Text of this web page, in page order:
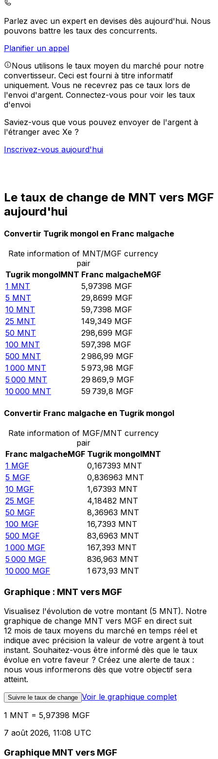
Parlez avec un expert en devises dès aujourd'hui. Nous
pouvons battre les taux des concurrents.
Planifier un appel
Nous utilisons le taux moyen du marché pour notre
convertisseur. Ceci est fourni à titre informatif
uniquement. Vous ne recevrez pas ce taux lors de
l'envoi d'argent. Connectez-vous pour voir les taux
d'envoi
Saviez-vous que vous pouvez envoyer de l'argent à
l'étranger avec Xe ?
Inscrivez-vous aujourd'hui
Le taux de change de MNT vers MGF
aujourd'hui
Convertir Tugrik mongol en Franc malgache
Rate information of MNT/MGF currency
pair
Tugrik mongolMNT Franc malgacheMGF
1 MNT 5,97398 MGF
5 MNT 29,8699 MGF
10 MNT 59,7398 MGF
25 MNT 149,349 MGF
50 MNT 298,699 MGF
100 MNT 597,398 MGF
500 MNT 2 986,99 MGF
1 000 MNT 5 973,98 MGF
5 000 MNT 29 869,9 MGF
10 000 MNT 59 739,8 MGF
Convertir Franc malgache en Tugrik mongol
Rate information of MGF/MNT currency
pair
Franc malgacheMGF Tugrik mongolMNT
1 MGF 0,167393 MNT
5 MGF 0,836963 MNT
10 MGF 1,67393 MNT
25 MGF 4,18482 MNT
50 MGF 8,36963 MNT
100 MGF 16,7393 MNT
500 MGF 83,6963 MNT
1 000 MGF 167,393 MNT
5 000 MGF 836,963 MNT
10 000 MGF 1 673,93 MNT
Graphique : MNT vers MGF
Visualisez l'évolution de votre montant (5 MNT). Notre
graphique de change MNT vers MGF en direct suit
12 mois de taux moyens du marché en temps réel et
indique avec précision la valeur de votre argent à tout
instant. Souhaitez-vous être informé dès que le taux
évolue en votre faveur ? Créez une alerte de taux :
nous vous informerons dès que votre objectif sera
atteint.
Suivre le taux de change Voir le graphique complet
1 MNT = 5,97398 MGF
7 août 2026, 11:08 UTC
Graphique MNT vers MGF